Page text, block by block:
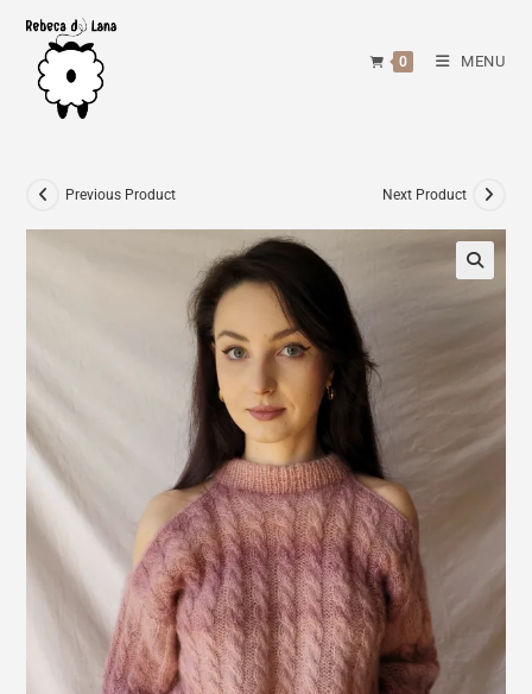
content
0 MENU
Previous Product Next Product